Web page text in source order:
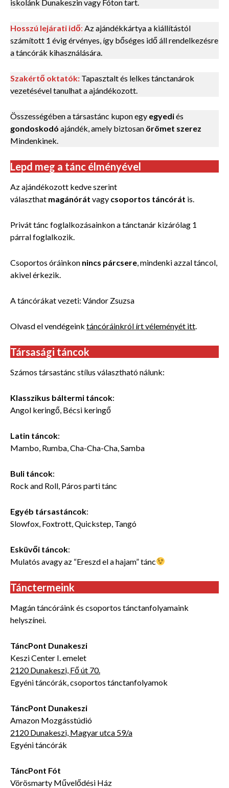
iskolánk Dunakeszin vagy Fóton tart.
Hosszú lejárati idő: Az ajándékkártya a kiállítástól
számított 1 évig érvényes, így bőséges idő áll rendelkezésre
a táncórák kihasználására.
Szakértő oktatók: Tapasztalt és lelkes tánctanárok
vezetésével tanulhat a ajándékozott.
Összességében a társastánc kupon egy egyediés
gondoskodó ajándék, amely biztosan örömet szerez
Mindenkinek.
Lepd meg a tánc élményével
Az ajándékozott kedve szerint
választhat magánórát vagy csoportos táncórát is.
Privát tánc foglalkozásainkon a tánctanár kizárólag 1
párral foglalkozik.
Csoportos óráinkon nincs párcsere , mindenki azzal táncol,
akivel érkezik.
A táncórákat vezeti: Vándor Zsuzsa
Olvasd el vendégeink táncóráinkról írt véleményét itt
Társasági táncok
Számos társastánc stílus választható nálunk:
Klasszikus báltermi táncok:
Angol keringő, Bécsi keringő
Latin táncok:
Mambo, Rumba, Cha-Cha-Cha, Samba
Buli táncok:
Rock and Roll, Páros parti tánc
Egyéb társastáncok:
Slowfox, Foxtrott, Quickstep, Tangó
Esküvői táncok:
Mulatós avagy az “Ereszd el a hajam” tánc
Tánctermeink
Magán táncóráink és csoportos tánctanfolyamaink
helyszínei.
TáncPont Dunakeszi
Keszi Center I. emelet
2120 Dunakeszi, Fő út 70.
Egyéni táncórák, csoportos tánctanfolyamok
TáncPont Dunakeszi
Amazon Mozgásstúdió
2120 Dunakeszi, Magyar utca 59/a
Egyéni táncórák
TáncPont Fót
Vörösmarty Művelődési Ház